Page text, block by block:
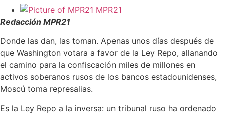
MPR21
Redacción MPR21
Donde las dan, las toman. Apenas unos días después de
que Washington votara a favor de la Ley Repo, allanando
el camino para la confiscación miles de millones en
activos soberanos rusos de los bancos estadounidenses,
Moscú toma represalias.
Es la Ley Repo a la inversa: un tribunal ruso ha ordenado